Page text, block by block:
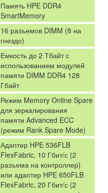
Память HPE DDR4
SmartMemory
16 разъемов DIMM (8 на
гнездо)
Емкость до 2 Тбайт с
использованием модулей
памяти DIMM DDR4 128
Гбайт
Режим Memory Online Spare
для зеркалирования
памяти Advanced ECC
(режим Rank Spare Mode)
Адаптер HPE 536FLB
FlexFabric, 10 Гбит/с (2
разъема на контроллер)
или адаптер HPE 650FLB
FlexFabric, 20 Гбит/с (2